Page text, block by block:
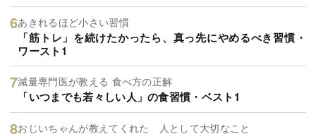
あきれるほど小さい習慣
「筋トレ」を続けたかったら、真っ先にやめるべき習慣・
ワースト1
減量専門医が教える 食べ方の正解
「いつまでも若々しい人」の食習慣・ベスト1
おじいちゃんが教えてくれた 人として大切なこと